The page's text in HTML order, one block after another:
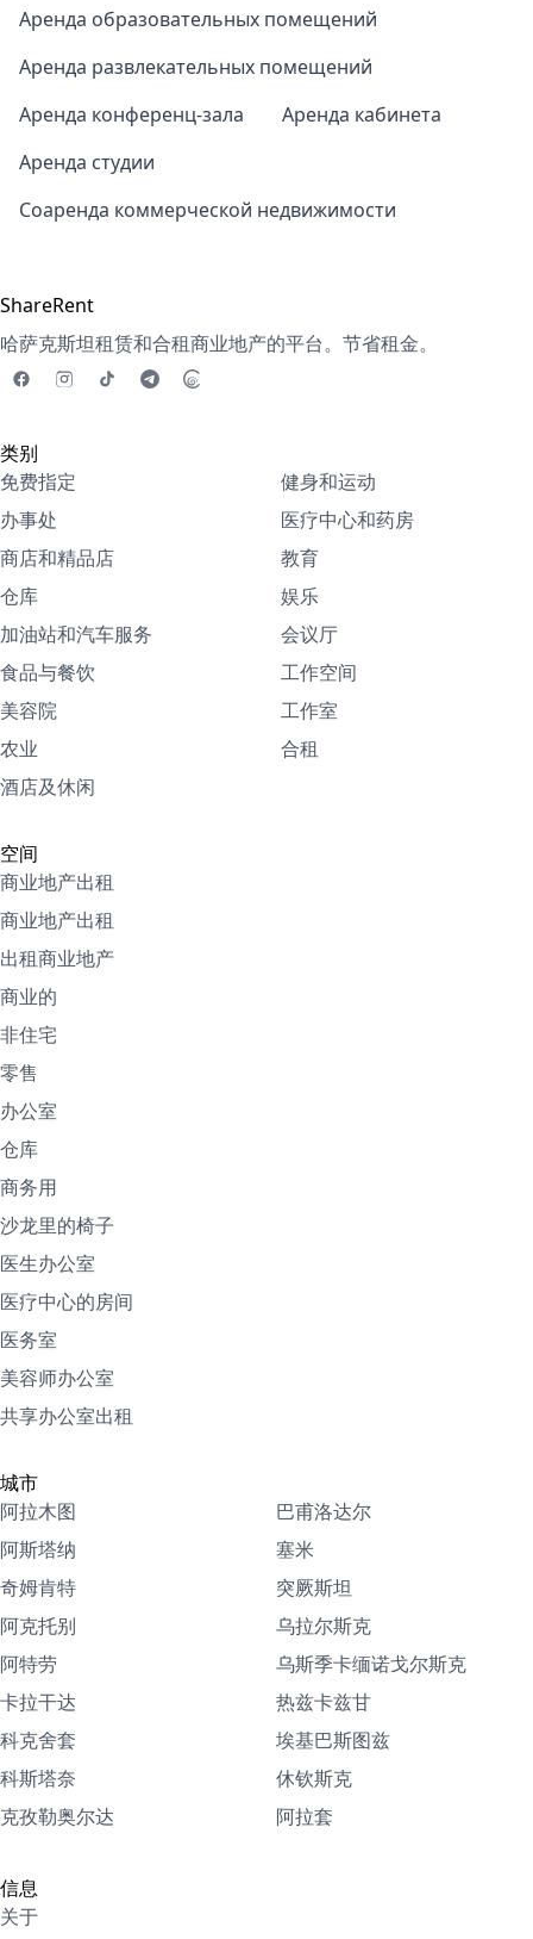
Аренда образовательных помещений
Аренда развлекательных помещений
Аренда конференц-зала
Аренда кабинета
Аренда студии
Соаренда коммерческой недвижимости
ShareRent
哈萨克斯坦租赁和合租商业地产的平台。节省租金。
类别
免费指定
办事处
商店和精品店
仓库
加油站和汽车服务
食品与餐饮
美容院
农业
酒店及休闲
健身和运动
医疗中心和药房
教育
娱乐
会议厅
工作空间
工作室
合租
空间
商业地产出租
商业地产出租
出租商业地产
商业的
非住宅
零售
办公室
仓库
商务用
沙龙里的椅子
医生办公室
医疗中心的房间
医务室
美容师办公室
共享办公室出租
城市
阿拉木图
阿斯塔纳
奇姆肯特
阿克托别
阿特劳
卡拉干达
科克舍套
科斯塔奈
克孜勒奥尔达
巴甫洛达尔
塞米
突厥斯坦
乌拉尔斯克
乌斯季卡缅诺戈尔斯克
热兹卡兹甘
埃基巴斯图兹
休钦斯克
阿拉套
信息
关于